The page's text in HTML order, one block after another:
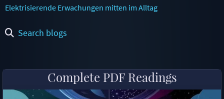
Elektrisierende Erwachungen mitten im Alltag
Search blogs
Complete PDF Readings